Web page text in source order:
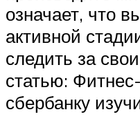
означает, что
активной
следить за
статью:
сбербанку